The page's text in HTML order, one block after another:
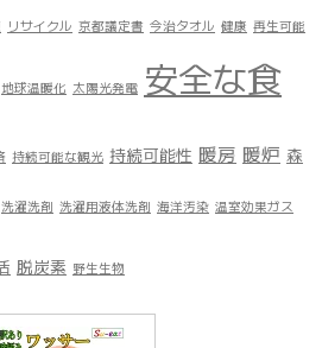
リサイクル 京都議定書 今治タオル 健康 再生可能
地球温暖化 太陽光発電 安全な食
持続可能な観光 持続可能性 暖房 暖炉 森
洗濯洗剤 洗濯用液体洗剤 海洋汚染 温室効果ガス
脱炭素 野生生物